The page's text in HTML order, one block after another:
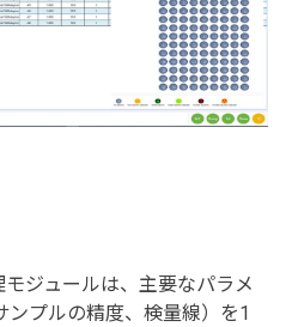
ジュールは、主要なパラメ
プルの精度、検量線）を1